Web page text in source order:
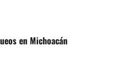
en Michoacán